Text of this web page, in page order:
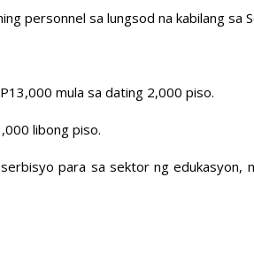
personnel sa lungsod na kabilang sa
mula sa dating 2,000 piso.
libong piso.
para sa sektor ng